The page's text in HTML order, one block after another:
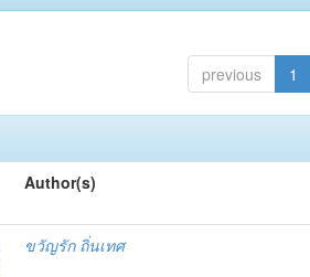
previous 1
Author(s)
ขวัญรัก ถิ่นเทศ